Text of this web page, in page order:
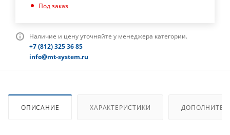
Под заказ
Наличие и цену уточняйте у менеджера категории.
+7 (812) 325 36 85
info@mt-system.ru
ОПИСАНИЕ ХАРАКТЕРИСТИКИ